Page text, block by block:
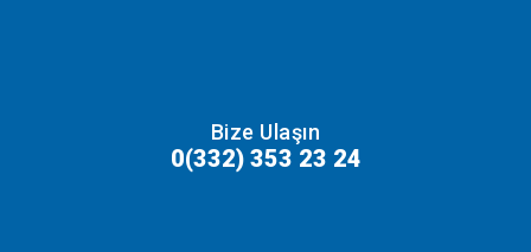
Bize Ulaşın
0(332) 353 23 24